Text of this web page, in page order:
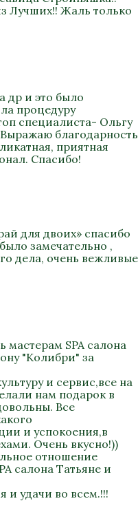
Лучших!! Жаль только
др и это было
процедуру
специалиста- Ольгу
благодарность
приятная
Спасибо!
для двоих» спасибо
замечательно ,
дела, очень вежливые
мастерам SPA салона
"Колибри" за
и сервис,все на
нам подарок в
Все
и успокоения,в
Очень вкусно!))
отношение
салона Татьяне и
и удачи во всем.!!!